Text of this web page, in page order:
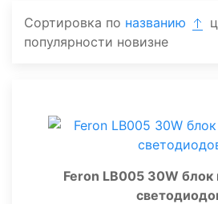
Сортировка по названию
популярности новизне
Feron LB005 30W блок